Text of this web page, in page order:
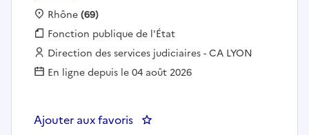
Localisation :
Rhône(69)
Fonction publique :
Fonction publique de l'État
Employeur :
Direction des services judiciaires - CA LYON
En ligne depuis le 04 août 2026
Ajouter aux favoris : Responsable de la Gestion